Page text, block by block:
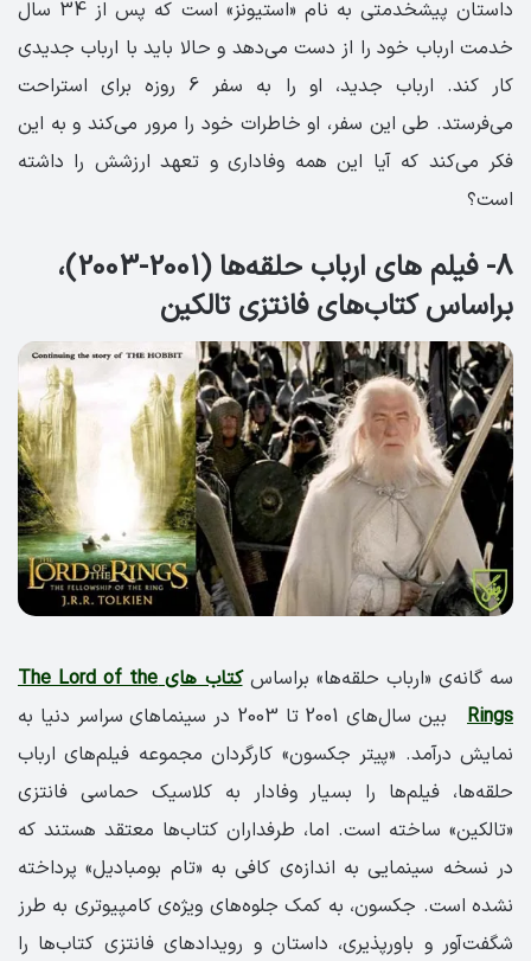
داستان پیشخدمتی به نام «استیونز» است که پس از 34 سال
خدمت ارباب خود را از دست می‌دهد و حالا باید با ارباب جدیدی
کار کند. ارباب جدید، او را به سفر 6 روزه برای استراحت
می‌فرستد. طی این سفر، او خاطرات خود را مرور می‌کند و به این
فکر می‌کند که آیا این همه وفاداری و تعهد ارزشش را داشته
است؟
8- فیلم های ارباب حلقه‌ها (2001-2003)،
براساس کتاب‌های فانتزی تالکین
سه گانه‌ی «ارباب حلقه‌ها» براساس
کتاب های The Lord of the
Rings
بین سال‌های 2001 تا 2003 در سینماهای سراسر دنیا به
نمایش در‌آمد. «پیتر جکسون» کارگردان مجموعه فیلم‌های ارباب
حلقه‌ها، فیلم‌ها را بسیار وفادار به کلاسیک حماسی فانتزی
«تالکین» ساخته است. اما، طرفداران کتاب‌ها معتقد هستند که
در نسخه سینمایی به اندازه‌ی کافی به «تام بومبادیل» پرداخته
نشده است. جکسون، به کمک جلوه‌های ویژه‌ی کامپیوتری به طرز
شگفت‎‌آور و باورپذیری، داستان و رویدادهای فانتزی کتاب‌ها را